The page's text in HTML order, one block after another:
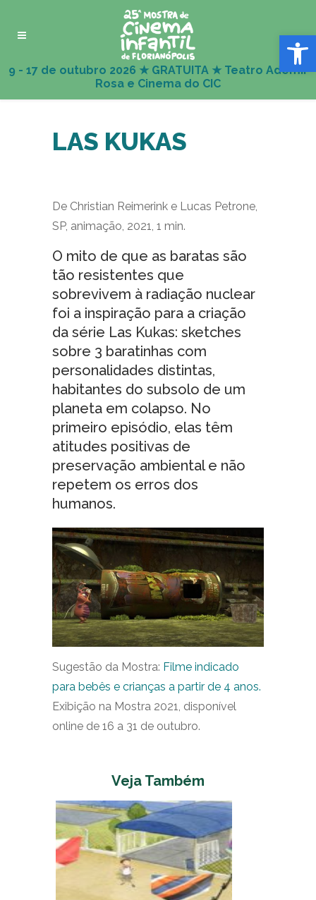
Abrir
LAS KUKAS
De Christian Reimerink e Lucas Petrone,
SP, animação, 2021, 1 min.
O mito de que as baratas são
tão resistentes que
sobrevivem à radiação nuclear
foi a inspiração para a criação
da série Las Kukas: sketches
sobre 3 baratinhas com
personalidades distintas,
habitantes do subsolo de um
planeta em colapso. No
primeiro episódio, elas têm
atitudes positivas de
preservação ambiental e não
repetem os erros dos
humanos.
Sugestão da Mostra: Filme indicado
para bebês e crianças a partir de 4 anos.
Exibição na Mostra 2021, disponível
online de 16 a 31 de outubro.
Veja Também